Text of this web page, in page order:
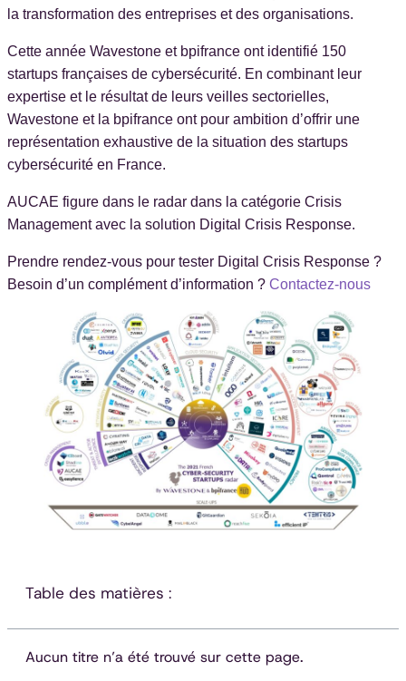
Table des matières :
Aucun titre n’a été trouvé sur cette page.
la transformation des entreprises et des organisations.
Cette année Wavestone et bpifrance ont identifié 150
startups françaises de cybersécurité. En combinant leur
expertise et le résultat de leurs veilles sectorielles,
Wavestone et la bpifrance ont pour ambition d’offrir une
représentation exhaustive de la situation des startups
cybersécurité en France.
AUCAE figure dans le radar dans la catégorie Crisis
Management avec la solution Digital Crisis Response.
Prendre rendez-vous pour tester Digital Crisis Response ?
Besoin d’un complément d’information ? Contactez-nous